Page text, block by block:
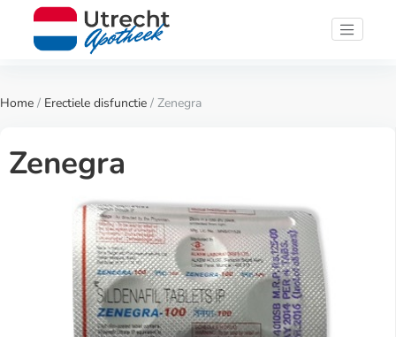
Home / Erectiele disfunctie / Zenegra
Zenegra